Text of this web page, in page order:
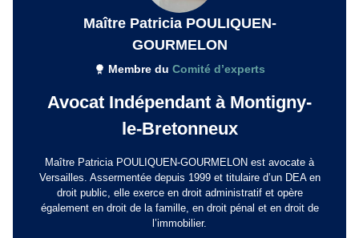
Maître Patricia POULIQUEN-
GOURMELON
Membre du Comité d’experts
Avocat Indépendant à Montigny-
le-Bretonneux
Maître Patricia POULIQUEN-GOURMELON est avocate à
Versailles. Assermentée depuis 1999 et titulaire d’un DEA en
droit public, elle exerce en droit administratif et opère
également en droit de la famille, en droit pénal et en droit de
l’immobilier.